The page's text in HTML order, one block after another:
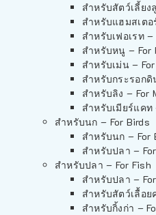
สำหรับสัตว์เลี้ยง
สำหรับแฮมสเตอ
สำหรับเฟอเรท –
สำหรับหนู – For
สำหรับเม่น –
สำหรับกระรอกดิ
สำหรับลิง – For
สำหรับเมียร์แคท
สำหรับนก – For Birds
สำหรับนก – For
สำหรับปลา –
สำหรับปลา – For Fish
สำหรับปลา –
สำหรับสัตว์เลื้อ
สำหรับกิ้งก่า –